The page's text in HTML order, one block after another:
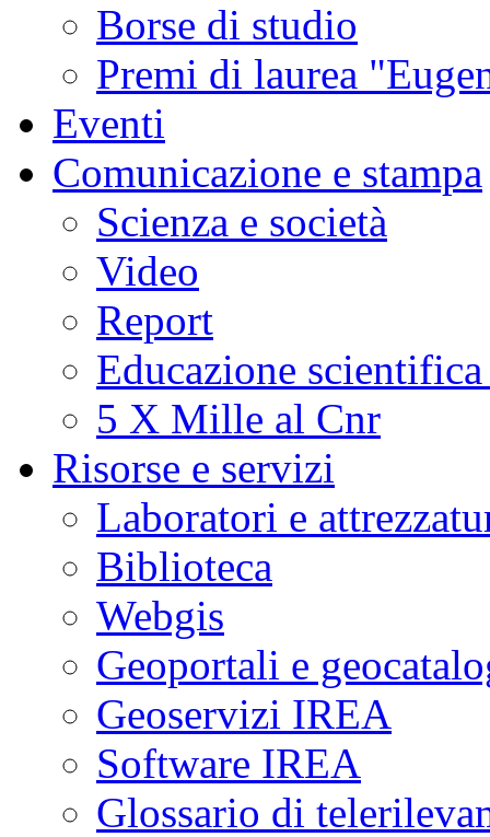
Borse di studio
Premi di laurea
Eventi
Comunicazione e stampa
Scienza e società
Video
Report
Educazione
5 X Mille al Cnr
Risorse e servizi
Laboratori e
Biblioteca
Webgis
Geoportali e
Geoservizi IREA
Software IREA
Glossario di